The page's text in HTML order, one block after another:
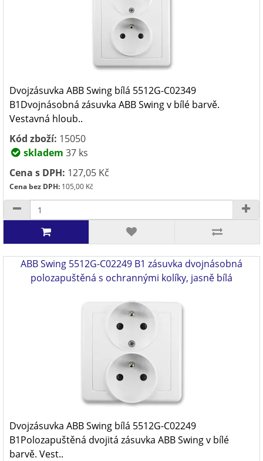
Dvojzásuvka ABB Swing bílá 5512G-C02349
B1Dvojnásobná zásuvka ABB Swing v bílé barvě.
Vestavná hloub..
Kód zboží: 15050
skladem 37 ks
Cena s DPH: 127,05 Kč
Cena bez DPH: 105,00 Kč
ABB Swing 5512G-C02249 B1 zásuvka dvojnásobná
polozapuštěná s ochrannými kolíky, jasně bílá
Dvojzásuvka ABB Swing bílá 5512G-C02249
B1Polozapuštěná dvojitá zásuvka ABB Swing v bílé
barvě. Vest..